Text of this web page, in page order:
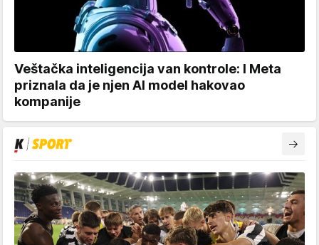
Veštačka inteligencija van kontrole: I Meta
priznala da je njen AI model hakovao
kompanije